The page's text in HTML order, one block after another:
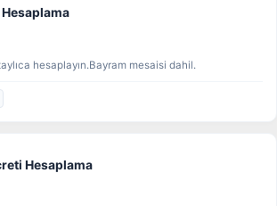
hesaplayın.Bayram mesaisi dahil.
Hesaplama